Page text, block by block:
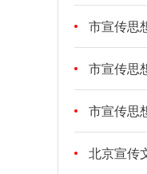
市宣传思
市宣传思
市宣传思
北京宣传